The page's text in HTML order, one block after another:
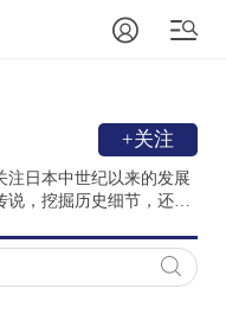
+关注
注日本中世纪以来的发展
，挖掘历史细节，还原